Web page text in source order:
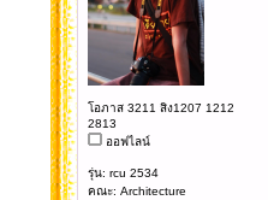
โอภาส 3211 สิง1207 1212
2813
ออฟไลน์
รุ่น: rcu 2534
คณะ: Architecture